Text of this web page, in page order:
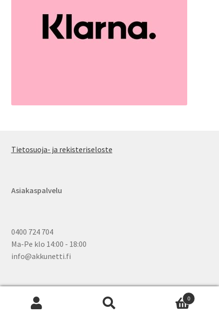
Tietosuoja- ja rekisteriseloste
Asiakaspalvelu
0400 724 704
Ma-Pe klo 14:00 - 18:00
info@akkunetti.fi
0